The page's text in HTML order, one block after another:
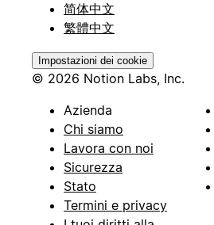
简体中文
繁體中文
Impostazioni dei cookie
© 2026 Notion Labs, Inc.
Azienda
Chi siamo
Lavora con noi
Sicurezza
Stato
Termini e privacy